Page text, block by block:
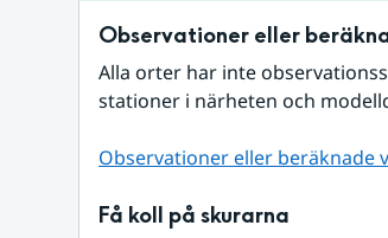
Observationer eller
Alla orter har inte
stationer i närheten och
Observationer eller beräknade
Få koll på skurarna